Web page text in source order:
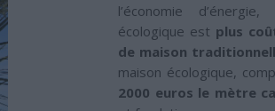
l’économie
écologique est plus
de maison
maison écologique,
2000 euros le mètre